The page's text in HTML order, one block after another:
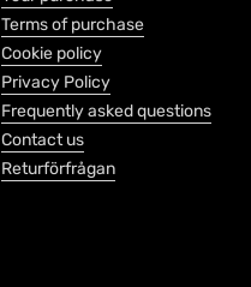
Terms of purchase
Cookie policy
Privacy Policy
Frequently asked questions
Contact us
Returförfrågan